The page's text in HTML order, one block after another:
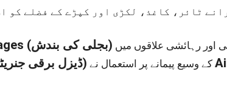
ٹائر، کاغذ، لکڑی اور کپڑے کے فضلے کو
(بجلی کی بندش)
(ڈیزل برقی جنریٹرز)